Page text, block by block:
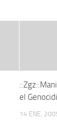
el
14 ENE,